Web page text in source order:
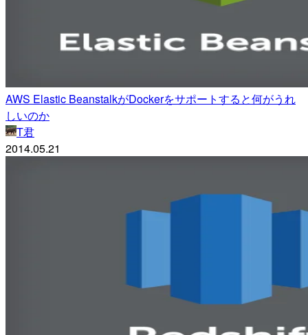
AWS Elastic BeanstalkがDockerをサポートすると何がうれ
しいのか
T君
2014.05.21